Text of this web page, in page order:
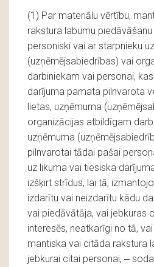
(1) Par materiālu vērtību,
rakstura labumu
personiski vai ar starpnieku
(uzņēmējsabiedrības) vai
darbiniekam vai personai,
darījuma pamata pilnvarota
lietas, uzņēmuma
organizācijas atbildīgam
uzņēmuma
pilnvarotai tādai pašai
uz likuma vai tiesiska
izšķirt strīdus, lai tā,
izdarītu vai neizdarītu kādu
vai piedāvātāja, vai jebkuras
interesēs, neatkarīgi no tā,
mantiska vai citāda rakstura
jebkurai citai personai, ‒